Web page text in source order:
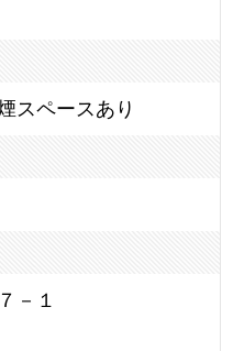
スペースあり
－１